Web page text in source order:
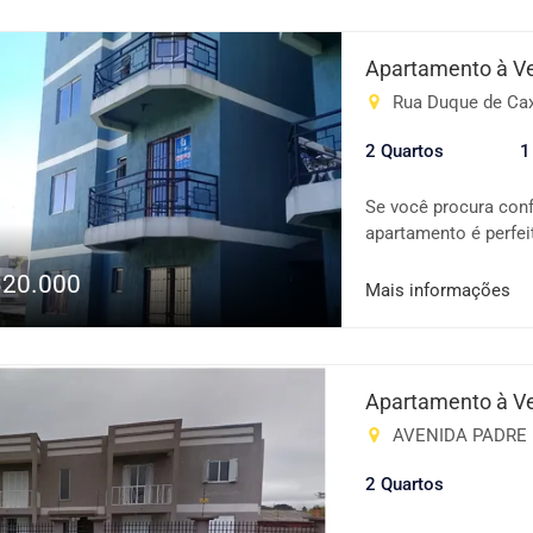
serviços e tudo o
oportunidade para
informações e para
Apartamento à
Rua Duque de
2 Quartos
Se você procura
apartamento é
dia a dia. 🏡
conforto e fácil
investir! 📞 Entre em
oportunidade que
Mais informações
Apartamento à
AVENIDA
2 Quartos